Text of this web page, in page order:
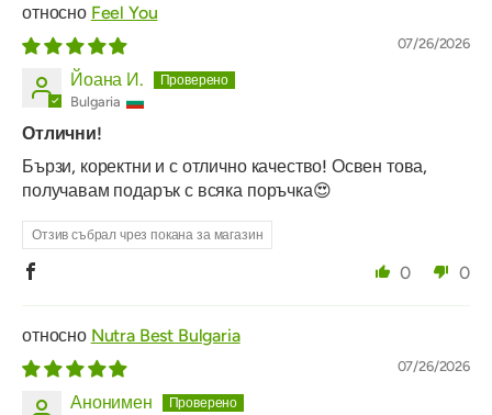
Feel You
07/26/2026
Йоана И.
Bulgaria
Отлични!
Бързи, коректни и с отлично качество! Освен това,
получавам подарък с всяка поръчка😍
Отзив събрал чрез покана за магазин
0 0
Nutra Best Bulgaria
07/26/2026
Анонимен